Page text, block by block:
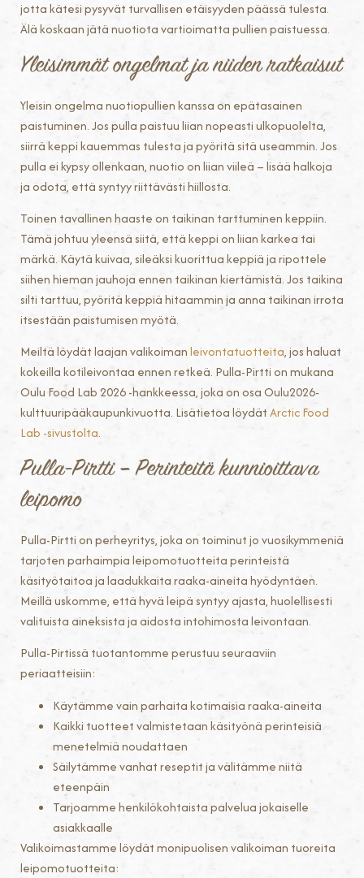
jotta kätesi pysyvät turvallisen etäisyyden päässä tulesta.
Älä koskaan jätä nuotiota vartioimatta pullien paistuessa.
Yleisimmät ongelmat ja niiden ratkaisut
Yleisin ongelma nuotiopullien kanssa on epätasainen
paistuminen. Jos pulla paistuu liian nopeasti ulkopuolelta,
siirrä keppi kauemmas tulesta ja pyöritä sitä useammin. Jos
pulla ei kypsy ollenkaan, nuotio on liian viileä – lisää halkoja
ja odota, että syntyy riittävästi hiillosta.
Toinen tavallinen haaste on taikinan tarttuminen keppiin.
Tämä johtuu yleensä siitä, että keppi on liian karkea tai
märkä. Käytä kuivaa, sileäksi kuorittua keppiä ja ripottele
siihen hieman jauhoja ennen taikinan kiertämistä. Jos taikina
silti tarttuu, pyöritä keppiä hitaammin ja anna taikinan irrota
itsestään paistumisen myötä.
Meiltä löydät laajan valikoimanleivontatuotteita, jos haluat
kokeilla kotileivontaa ennen retkeä. Pulla-Pirtti on mukana
Oulu Food Lab 2026 -hankkeessa, joka on osa Oulu2026-
kulttuuripääkaupunkivuotta. Lisätietoa löydätArctic Food
Lab -sivustolta.
Pulla-Pirtti – Perinteitä kunnioittava
leipomo
Pulla-Pirtti on perheyritys, joka on toiminut jo vuosikymmeniä
tarjoten parhaimpia leipomotuotteita perinteistä
käsityötaitoa ja laadukkaita raaka-aineita hyödyntäen.
Meillä uskomme, että hyvä leipä syntyy ajasta, huolellisesti
valituista aineksista ja aidosta intohimosta leivontaan.
Pulla-Pirtissä tuotantomme perustuu seuraaviin
periaatteisiin:
Käytämme vain parhaita kotimaisia raaka-aineita
Kaikki tuotteet valmistetaan käsityönä perinteisiä
menetelmiä noudattaen
Säilytämme vanhat reseptit ja välitämme niitä
eteenpäin
Tarjoamme henkilökohtaista palvelua jokaiselle
asiakkaalle
Valikoimastamme löydät monipuolisen valikoiman tuoreita
leipomotuotteita: